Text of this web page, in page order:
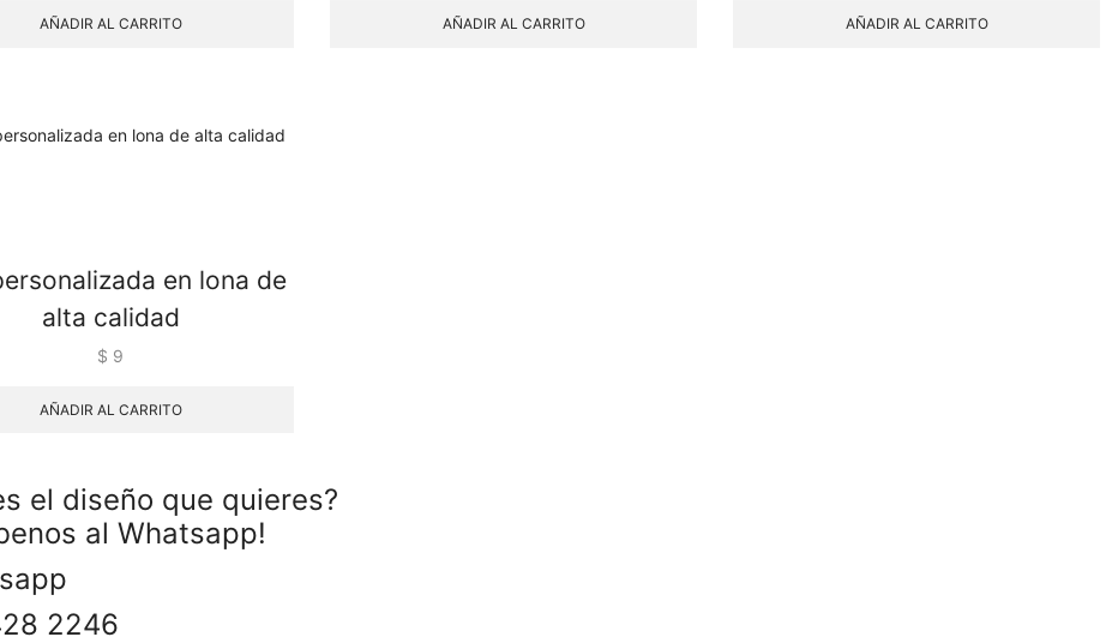
AÑADIR AL CARRITO AÑADIR AL CARRITO AÑADIR AL CARRITO
en lona de
alta calidad
$ 9
AÑADIR AL CARRITO
el diseño que quieres?
al Whatsapp!
2246